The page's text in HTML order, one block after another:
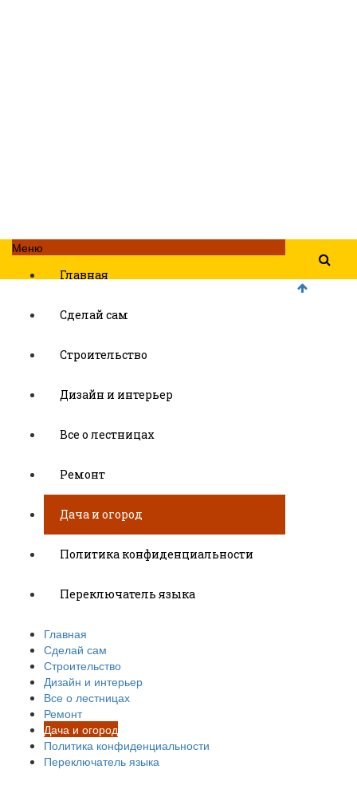
Меню
Главная
Сделай сам
Строительство
Дизайн и интерьер
Все о лестницах
Ремонт
Дача и огород
Политика конфиденциальности
Переключатель языка
Главная
Сделай сам
Строительство
Дизайн и интерьер
Все о лестницах
Ремонт
Дача и огород
Политика конфиденциальности
Переключатель языка